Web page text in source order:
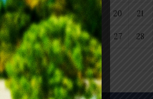
17 18 20 21
24 25 26 27 28
31
« Juil